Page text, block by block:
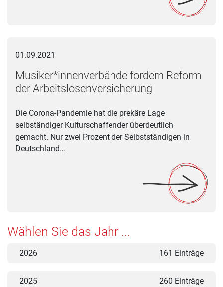
01.09.2021
Musiker*innenverbände fordern Reform
der Arbeitslosenversicherung
Die Corona-Pandemie hat die prekäre Lage
selbständiger Kulturschaffender überdeutlich
gemacht. Nur zwei Prozent der Selbstständigen in
Deutschland…
Wählen Sie das Jahr ...
2026 161 Einträge
2025 260 Einträge